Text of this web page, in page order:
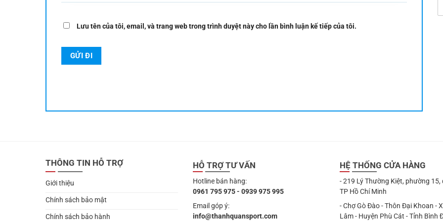
Lưu tên của tôi, email, và trang web trong trình duyệt này cho lần bình luận kế tiếp của tôi.
THÔNG TIN HỖ TRỢ
Giới thiệu
Chính sách bảo mật
Chính sách bảo hành
HỖ TRỢ TƯ VẤN
Hotline bán hàng:
0961 795 975 - 0939 975 995
Email góp ý:
info@thanhquansport.com
HỆ THỐNG CỬA HÀNG
- 219 Lý Thường Kiệt, phường 15,
TP Hồ Chí Minh
- Chợ Gò Đào - Thôn Đại Khoan -
Lâm - Huyện Phù Cát - Tỉnh Bình